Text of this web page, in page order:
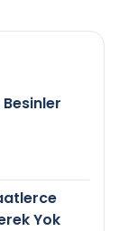
Besinler
Yok